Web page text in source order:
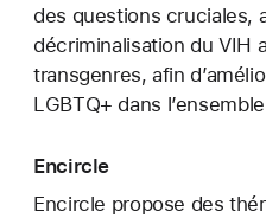
des questions cruciales,
décriminalisation du VIH
transgenres, afin
LGBTQ+ dans
Encircle
Encircle propose des